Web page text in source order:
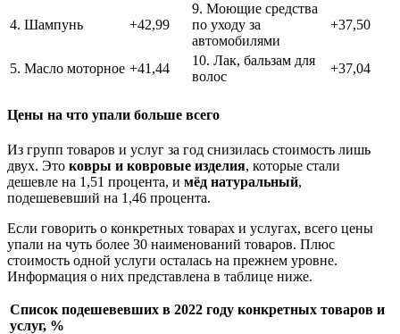
4. Шампунь +42,99
9. Моющие средства
по уходу за
автомобилями
+37,50
5. Масло моторное +41,44
10. Лак, бальзам для
волос
+37,04
Цены на что упали больше всего
Из групп товаров и услуг за год снизилась стоимость лишь
двух. Это ковры и ковровые изделия, которые стали
дешевле на 1,51 процента, и мёд натуральный,
подешевевший на 1,46 процента.
Если говорить о конкретных товарах и услугах, всего цены
упали на чуть более 30 наименований товаров. Плюс
стоимость одной услуги осталась на прежнем уровне.
Информация о них представлена в таблице ниже.
Список подешевевших в 2022 году конкретных товаров и
услуг, %